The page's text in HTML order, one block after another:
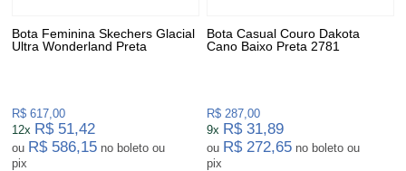
Bota Feminina Skechers Glacial
Ultra Wonderland Preta
R$ 617,00
12x R$ 51,42
ou R$ 586,15 no boleto ou
pix
Bota Casual Couro Dakota
Cano Baixo Preta 2781
R$ 287,00
9x R$ 31,89
ou R$ 272,65 no boleto ou
pix